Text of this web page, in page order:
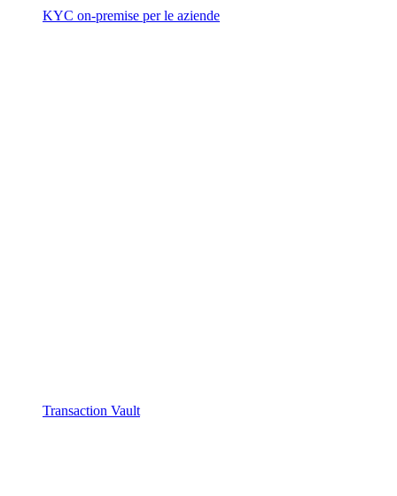
KYC on-premise per le aziende
Transaction Vault